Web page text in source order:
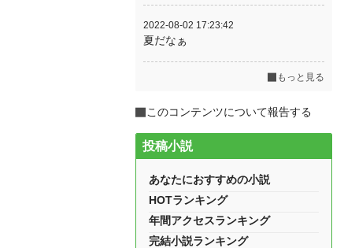
2022-08-02 17:23:42
夏だなぁ
もっと見る
このコンテンツについて報告する
投稿小説
あなたにおすすめの小説
HOTランキング
年間アクセスランキング
完結小説ランキング